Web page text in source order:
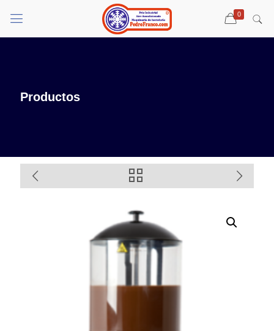
0
Productos